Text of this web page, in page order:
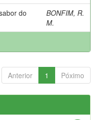
do
BONFIM, R.
M.
Anterior 1 Póximo